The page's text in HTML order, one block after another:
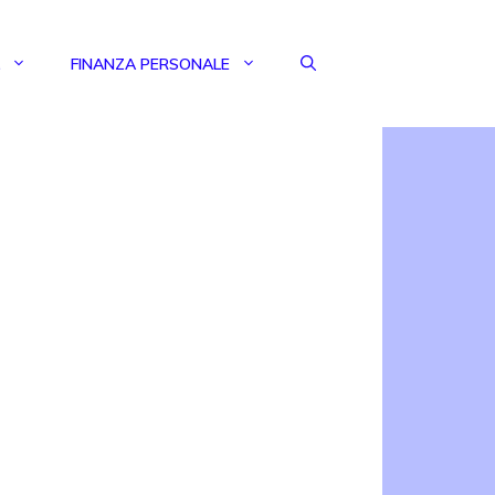
FINANZA PERSONALE